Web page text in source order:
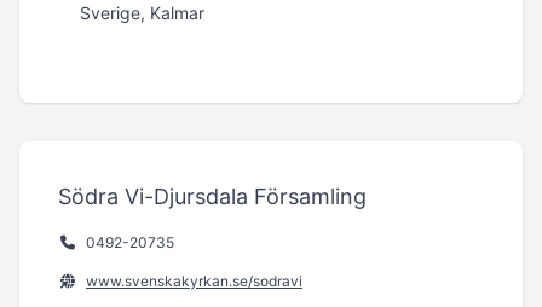
Sverige, Kalmar
Södra Vi-Djursdala Församling
0492-20735
www.svenskakyrkan.se/sodravi